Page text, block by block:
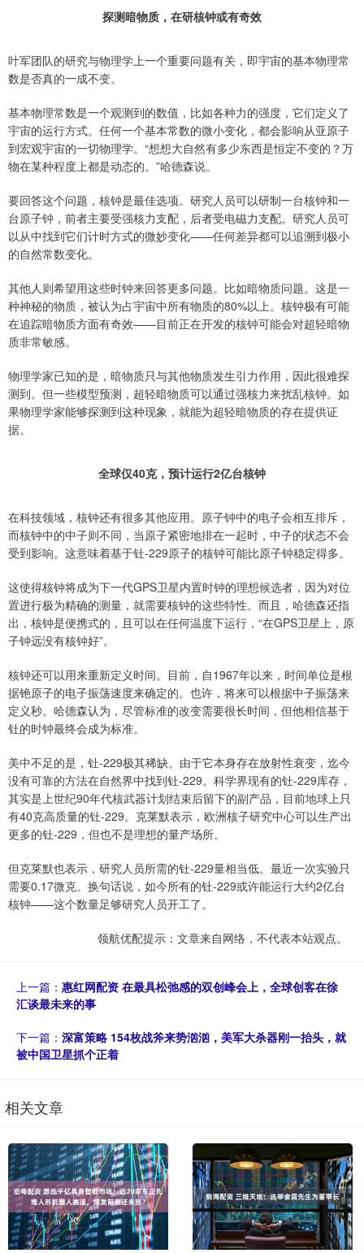
探测暗物质，在研核钟或有奇效
叶军团队的研究与物理学上一个重要问题有关，即宇宙的基本物理常
数是否真的一成不变。
基本物理常数是一个观测到的数值，比如各种力的强度，它们定义了
宇宙的运行方式。任何一个基本常数的微小变化，都会影响从亚原子
到宏观宇宙的一切物理学。“想想大自然有多少东西是恒定不变的？万
物在某种程度上都是动态的。”哈德森说。
要回答这个问题，核钟是最佳选项。研究人员可以研制一台核钟和一
台原子钟，前者主要受强核力支配，后者受电磁力支配。研究人员可
以从中找到它们计时方式的微妙变化——任何差异都可以追溯到极小
的自然常数变化。
其他人则希望用这些时钟来回答更多问题。比如暗物质问题。这是一
种神秘的物质，被认为占宇宙中所有物质的80%以上。核钟极有可能
在追踪暗物质方面有奇效——目前正在开发的核钟可能会对超轻暗物
质非常敏感。
物理学家已知的是，暗物质只与其他物质发生引力作用，因此很难探
测到。但一些模型预测，超轻暗物质可以通过强核力来扰乱核钟。如
果物理学家能够探测到这种现象，就能为超轻暗物质的存在提供证
据。
全球仅40克，预计运行2亿台核钟
在科技领域，核钟还有很多其他应用。原子钟中的电子会相互排斥，
而核钟中的中子则不同，当原子紧密地排在一起时，中子的状态不会
受到影响。这意味着基于钍-229原子的核钟可能比原子钟稳定得多。
这使得核钟将成为下一代GPS卫星内置时钟的理想候选者，因为对位
置进行极为精确的测量，就需要核钟的这些特性。而且，哈德森还指
出，核钟是便携式的，且可以在任何温度下运行，“在GPS卫星上，原
子钟远没有核钟好”。
核钟还可以用来重新定义时间。目前，自1967年以来，时间单位是根
据铯原子的电子振荡速度来确定的。也许，将来可以根据中子振荡来
定义秒。哈德森认为，尽管标准的改变需要很长时间，但他相信基于
钍的时钟最终会成为标准。
美中不足的是，钍-229极其稀缺。由于它本身存在放射性衰变，迄今
没有可靠的方法在自然界中找到钍-229。科学界现有的钍-229库存，
其实是上世纪90年代核武器计划结束后留下的副产品，目前地球上只
有40克高质量的钍-229。克莱默表示，欧洲核子研究中心可以生产出
更多的钍-229，但也不是理想的量产场所。
但克莱默也表示，研究人员所需的钍-229量相当低。最近一次实验只
需要0.17微克。换句话说，如今所有的钍-229或许能运行大约2亿台
核钟——这个数量足够研究人员开工了。
领航优配提示：文章来自网络，不代表本站观点。
上一篇： 惠红网配资 在最具松弛感的双创峰会上，全球创客在徐
汇谈最未来的事
下一篇： 深富策略 154枚战斧来势汹汹，美军大杀器刚一抬头，就
被中国卫星抓个正着
相关文章